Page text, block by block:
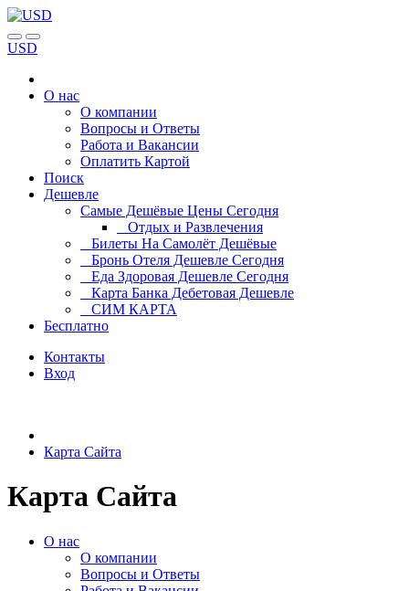
USD
О нас
О компании
Вопросы и Ответы
Работа и Вакансии
Оплатить Картой
Поиск
Дешевле
Самые Дешёвые Цены Сегодня
Отдых и Развлечения
Билеты На Самолёт Дешёвые
Бронь Отеля Дешевле Сегодня
Еда Здоровая Дешевле Сегодня
Карта Банка Дебетовая Дешевле
СИМ КАРТА
Бесплатно
Контакты
Вход
Карта Сайта
Карта Сайта
О нас
О компании
Вопросы и Ответы